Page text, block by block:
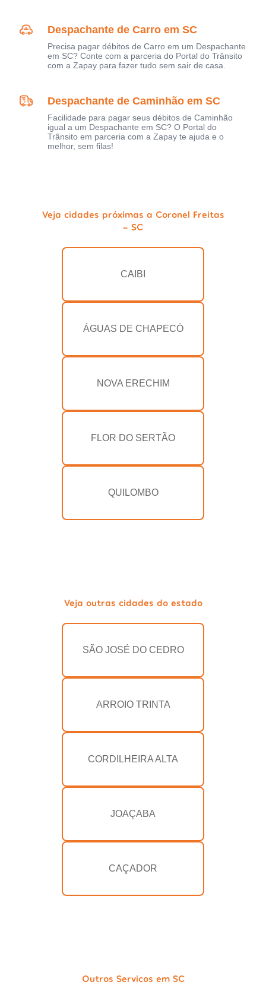
Despachante de Carro em SC
Precisa pagar débitos de Carro em um Despachante
em SC? Conte com a parceria do Portal do Trânsito
com a Zapay para fazer tudo sem sair de casa.
Despachante de Caminhão em SC
Facilidade para pagar seus débitos de Caminhão
igual a um Despachante em SC? O Portal do
Trânsito em parceria com a Zapay te ajuda e o
melhor, sem filas!
Veja cidades próximas a Coronel Freitas
- SC
CAIBI
ÁGUAS DE CHAPECÓ
NOVA ERECHIM
FLOR DO SERTÃO
QUILOMBO
Veja outras cidades do estado
SÃO JOSÉ DO CEDRO
ARROIO TRINTA
CORDILHEIRA ALTA
JOAÇABA
CAÇADOR
Outros Serviços em SC